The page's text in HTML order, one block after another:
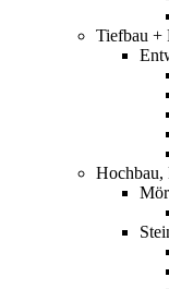
Tiefbau +
Hochbau,